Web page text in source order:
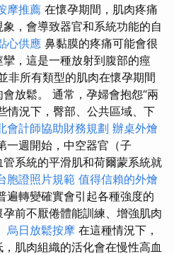
摩推薦 在懷孕期間，肌肉疼痛
，會導致器官和系統功能的自
心供應 鼻黏膜的疼痛可能會很
，這是一種放射到腹部的痙
非所有類型的肌肉在懷孕期間
放鬆。 通常，孕婦會抱怨“兩
情況下，臀部、公共區域、下
會計師協助財務規劃 辦桌外燴
一週開始，中空器官（子
系統的平滑肌和荷爾蒙系統就
胞證照片規範 值得信賴的外燴
遍轉變確實會引起各種強度的
前不厭倦體能訓練、增強肌肉
烏日放鬆按摩 在這種情況下，
肌肉組織的活化會在慢性高血